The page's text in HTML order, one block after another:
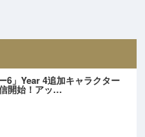
6」Year 4追加キャラクター
開始！アッ…